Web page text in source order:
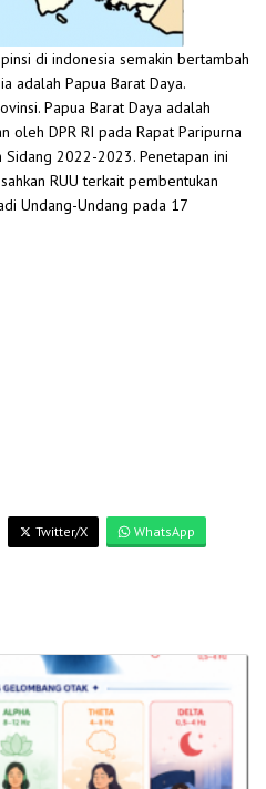
di indonesia semakin bertambah
adalah Papua Barat Daya.
Papua Barat Daya adalah
oleh DPR RI pada Rapat Paripurna
2022-2023. Penetapan ini
RUU terkait pembentukan
Undang-Undang pada 17
Twitter/X WhatsApp